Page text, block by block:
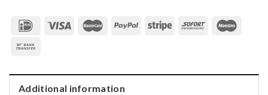
Additional information